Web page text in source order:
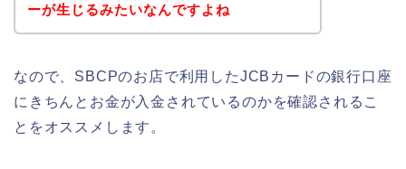
ーが生じるみたいなんですよね
なので、SBCPのお店で利用したJCBカードの銀行口座
にきちんとお金が入金されているのかを確認されるこ
とをオススメします。